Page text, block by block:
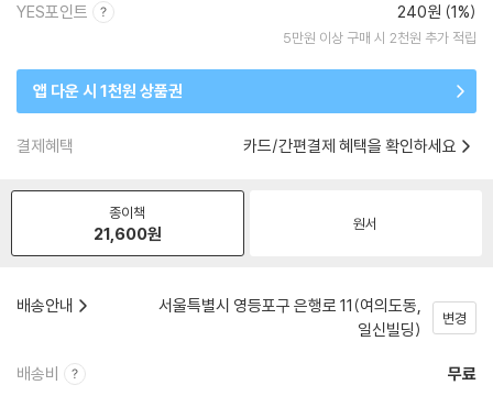
YES포인트 240원 (1%)
5만원 이상 구매 시 2천원 추가 적립
앱 다운 시 1천원 상품권
결제혜택 카드/간편결제 혜택을 확인하세요
종이책
21,600원 원서
배송안내
서울특별시 영등포구 은행로 11(여의도동,
일신빌딩)
변경
배송비 무료